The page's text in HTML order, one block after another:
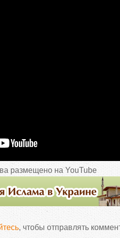
размещено на YouTube
, чтобы отправлять